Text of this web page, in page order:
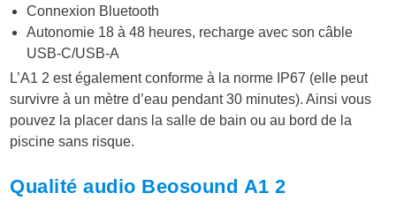
Connexion Bluetooth
Autonomie 18 à 48 heures, recharge avec son câble
USB-C/USB-A
L’A1 2 est également conforme à la norme IP67 (elle peut
survivre à un mètre d’eau pendant 30 minutes). Ainsi vous
pouvez la placer dans la salle de bain ou au bord de la
piscine sans risque.
Qualité audio Beosound A1 2